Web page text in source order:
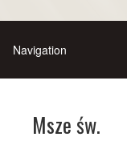
Msze św.